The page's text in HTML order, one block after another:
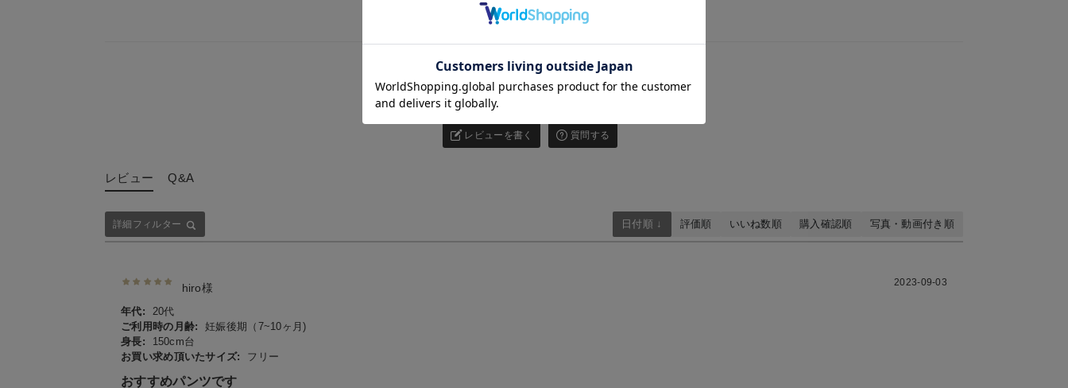
レビュー
4.00 3件
レビューを書く 質問する
レビュー Q&A
詳細フィルター 日付順 ↓ 評価順 いいね数順 購入確認順 写真・動画付き順
hiro様 2023-09-03
年代:
20代
ご利用時の月齢:
妊娠後期（7~10ヶ月)
身長:
150cm台
お買い求め頂いたサイズ:
フリー
おすすめパンツです
お気に入り商品を確認する